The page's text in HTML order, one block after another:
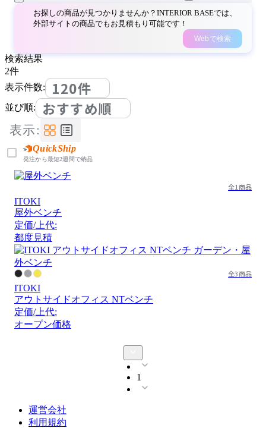
お探しの商品が見つかりませんか？INTERIOR BASEでは、
外部サイトの商品でもお見積もり可能です！
Webで検索
検索結果
2件
表示件数:
120件
並び順: おすすめ順
表示:
QuickShip
発注から最短2週間で納品
全1商品
ITOKI
屋外ベンチ
定価/上代:
都度見積
全3商品
ITOKI
アウトサイドオフィス NTベンチ
定価/上代:
オープン価格
1
運営会社
利用規約